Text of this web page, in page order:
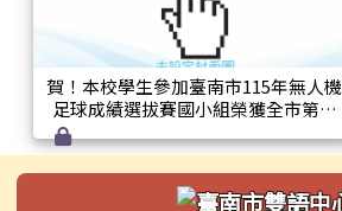
賀！本校學生參加臺南市115年無人機
足球成績選拔賽國小組榮獲全市第二
左邊區域內容